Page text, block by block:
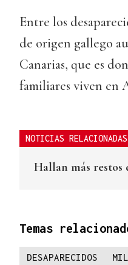
Entre los
de origen gallego
Canarias, que es
familiares viven en
NOTICIAS RELACIONADAS
Hallan más restos
Temas
DESAPARECIDOS